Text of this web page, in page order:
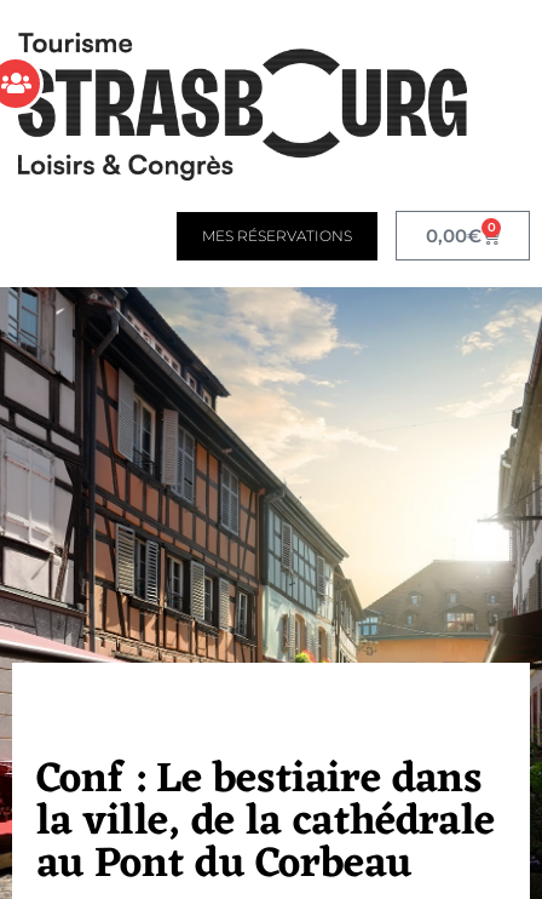
MES RÉSERVATIONS 0,00€ 0
Conf : Le bestiaire dans
la ville, de la cathédrale
au Pont du Corbeau